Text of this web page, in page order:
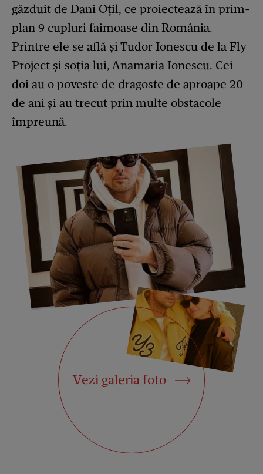
găzduit de Dani Oțil, ce proiectează în prim-
plan 9 cupluri faimoase din România.
Printre ele se află și Tudor Ionescu de la Fly
Project și soția lui, Anamaria Ionescu. Cei
doi au o poveste de dragoste de aproape 20
de ani și au trecut prin multe obstacole
împreună.
Vezi galeria foto